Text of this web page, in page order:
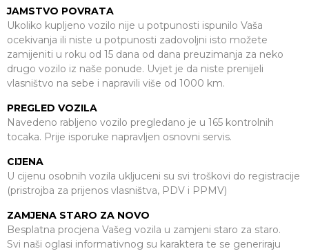
JAMSTVO POVRATA
Ukoliko kupljeno vozilo nije u potpunosti ispunilo Vaša
ocekivanja ili niste u potpunosti zadovoljni isto možete
zamijeniti u roku od 15 dana od dana preuzimanja za neko
drugo vozilo iz naše ponude. Uvjet je da niste prenijeli
vlasništvo na sebe i napravili više od 1000 km.
PREGLED VOZILA
Navedeno rabljeno vozilo pregledano je u 165 kontrolnih
tocaka. Prije isporuke napravljen osnovni servis.
CIJENA
U cijenu osobnih vozila ukljuceni su svi troškovi do registracije
(pristrojba za prijenos vlasništva, PDV i PPMV)
ZAMJENA STARO ZA NOVO
Besplatna procjena Vašeg vozila u zamjeni staro za staro.
Svi naši oglasi informativnog su karaktera te se generiraju